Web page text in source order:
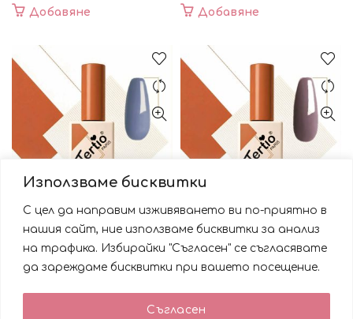
Използваме бисквитки
С цел да направим изживяването ви по-приятно в
нашия сайт, ние използваме бисквитки за анализ
на трафика. Избирайки "Съгласен" се съгласявате
да зареждаме бисквитки при вашето посещение.
Съгласен
Добавяне Добавяне
Гел Лак Tertio Paris 061
Буря 15 мл
7.32€
(14.30 лв.)
Гел Лак Tertio Paris 062
Mauve Taupe 15 мл
7.32€
(14.30 лв.)
Използваме бисквитки за да подобрим вашата
работа със сайта. Като ползвате сайта Вие се